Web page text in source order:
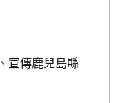
宣傳鹿兒島縣